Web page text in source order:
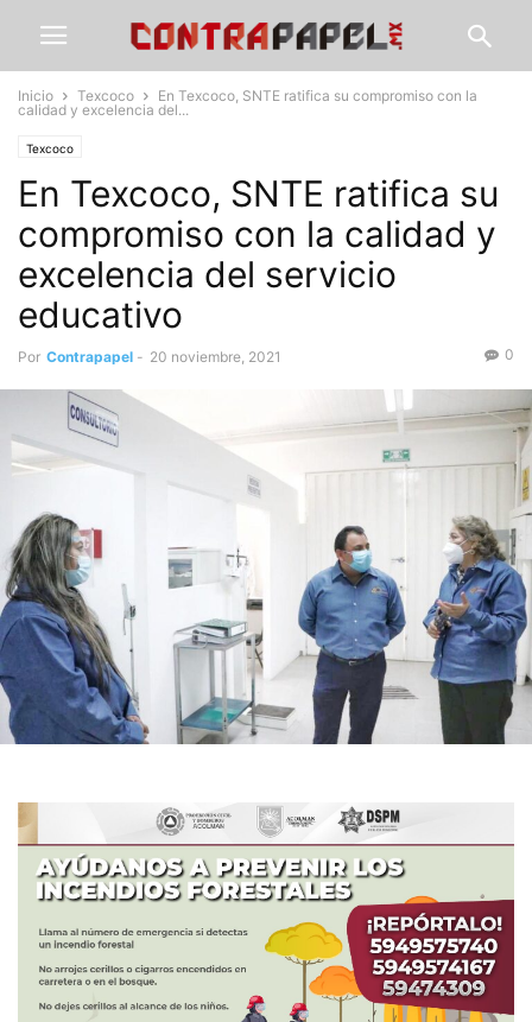
Inicio Texcoco
En Texcoco, SNTE ratifica su compromiso con la
calidad y excelencia del...
Texcoco
En Texcoco, SNTE ratifica su
compromiso con la calidad y
excelencia del servicio
educativo
Por Contrapapel - 20 noviembre, 2021 0